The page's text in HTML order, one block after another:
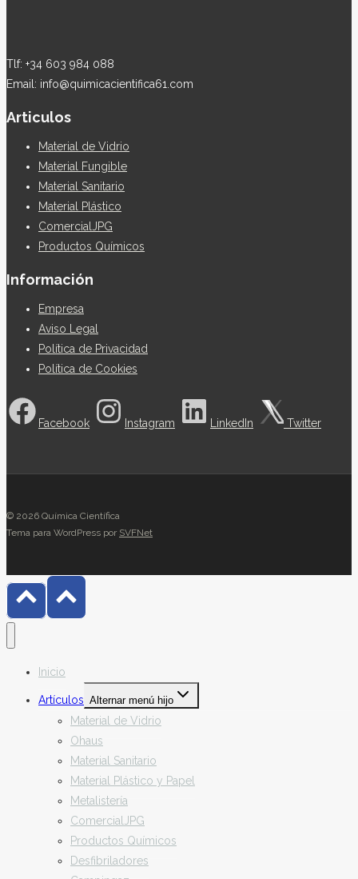
Tlf: +34 603 984 088
Email: info@quimicacientifica61.com
Articulos
Material de Vidrio
Material Fungible
Material Sanitario
Material Plástico
ComercialJPG
Productos Químicos
Información
Empresa
Aviso Legal
Política de Privacidad
Política de Cookies
Facebook Instagram LinkedIn Twitter
© 2026 Química Científica
Tema para WordPress por SVFNet
Inicio
Artículos Alternar menú hijo
Material de Vidrio
Ohaus
Material Sanitario
Material Plástico y Papel
Metalistería
ComercialJPG
Productos Químicos
Desfibriladores